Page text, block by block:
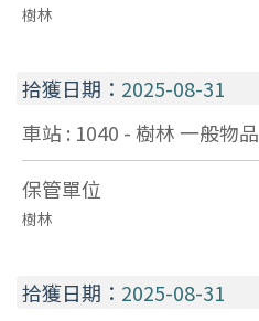
樹林
拾獲日期： 2025-08-31
車站 : 1040 - 樹林一般物品
保管單位
樹林
拾獲日期： 2025-08-31